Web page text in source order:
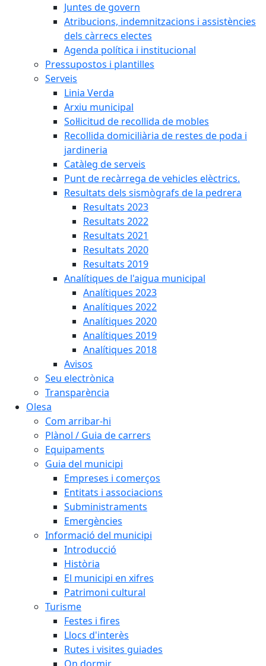
Juntes de govern
Atribucions, indemnitzacions i assistències
dels càrrecs electes
Agenda política i institucional
Pressupostos i plantilles
Serveis
Linia Verda
Arxiu municipal
Sol·licitud de recollida de mobles
Recollida domiciliària de restes de poda i
jardineria
Catàleg de serveis
Punt de recàrrega de vehicles elèctrics.
Resultats dels sismògrafs de la pedrera
Resultats 2023
Resultats 2022
Resultats 2021
Resultats 2020
Resultats 2019
Analítiques de l'aigua municipal
Analítiques 2023
Analítiques 2022
Analítiques 2020
Analítiques 2019
Analítiques 2018
Avisos
Seu electrònica
Transparència
Olesa
Com arribar-hi
Plànol / Guia de carrers
Equipaments
Guia del municipi
Empreses i comerços
Entitats i associacions
Subministraments
Emergències
Informació del municipi
Introducció
Història
El municipi en xifres
Patrimoni cultural
Turisme
Festes i fires
Llocs d'interès
Rutes i visites guiades